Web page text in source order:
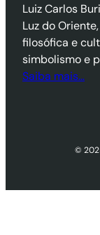
Luiz Carlos
Luz do
filosófica e
simbolismo e
Saiba mais…
©